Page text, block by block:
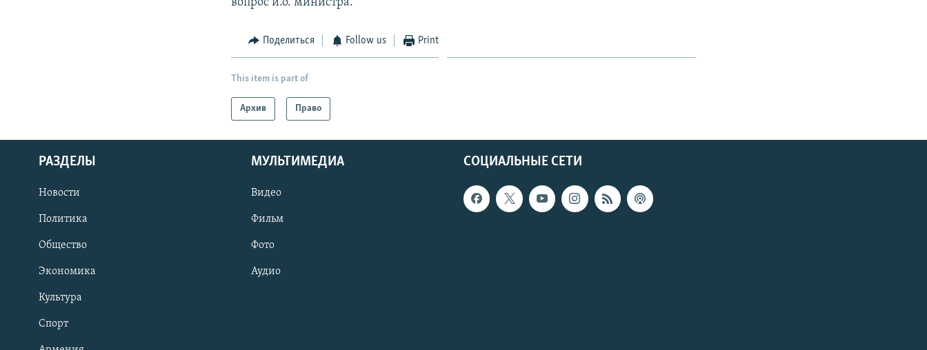
Поделиться Follow us Print
This item is part of
Архив Право
СОЦИАЛЬНЫЕ СЕТИ
РАЗДЕЛЫ
Новости
Политика
Общество
Экономика
Культура
Спорт
МУЛЬТИМЕДИА
Видео
Фильм
Фото
Аудио